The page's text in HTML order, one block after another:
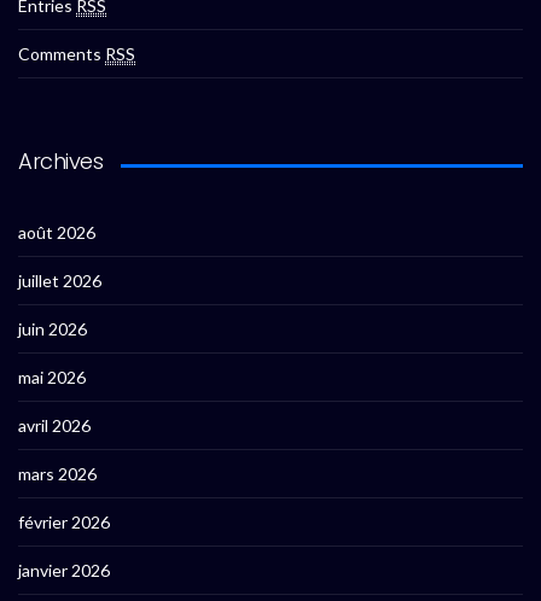
Entries RSS
Comments RSS
Archives
août 2026
juillet 2026
juin 2026
mai 2026
avril 2026
mars 2026
février 2026
janvier 2026